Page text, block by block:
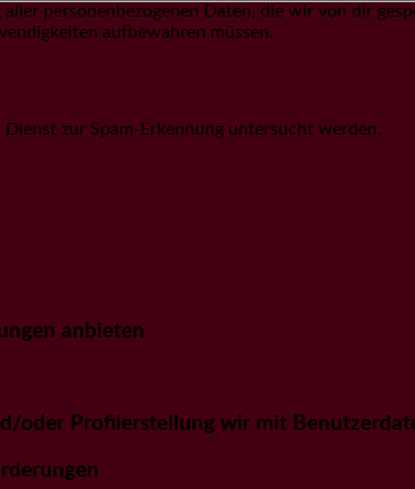
personenbezogenen Daten, die wir von dir
aufbewahren müssen.
zur Spam-Erkennung untersucht werden.
anbieten
oder Profilerstellung wir mit